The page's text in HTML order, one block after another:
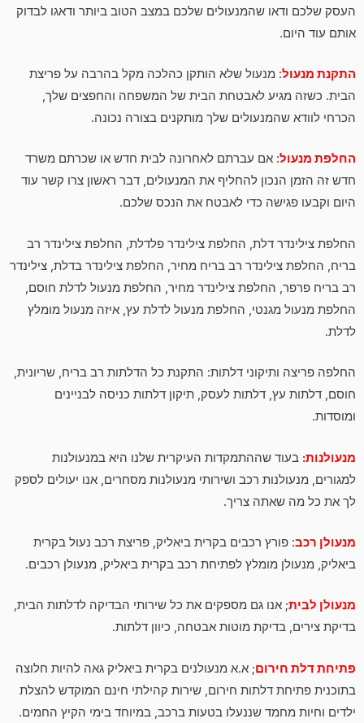
העסק שלכם ודאו שהמנעולים שלכם במצב הטוב ביותר ודאגו לבדוק
אותם עוד היום.
התקנת מנעול: מנעול שלא הותקן כהלכה מקל בהרבה על פריצת
הבית. כשזה מגיע לאבטחת הבית של המשפחה והחפצים שלך,
הכרחי לוודא שהמנעולים שלך מותקנים בצורה נכונה.
החלפת מנעול: אם עברתם לאחרונה לבית חדש או שכרתם משרד
חדש זה הזמן הנכון להחליף את המנעולים, דבר ראשון צרו קשר עוד
היום וקבעו פגישה כדי לאבטח את הנכס שלכם.
החלפת צילינדר דלת, החלפת צילינדר פלדלת, החלפת צילינדר רב
בריח, החלפת צילינדר רב בריח מחיר, החלפת צילינדר בדלת, צילינדר
רב בריח פרפר, החלפת צילינדר מחיר, החלפת מנעול לדלת חוסם,
החלפת מנעול מגנטי, החלפת מנעול לדלת עץ, איזה מנעול מומלץ
לדלת.
החלפה פריצה ותיקוני דלתות: התקנת כל הדלתות רב בריח, שריונית,
חוסם, דלתות עץ, דלתות לעסק, תיקון דלתות כניסה לבניינים
ומוסדות.
מנעולנות: בעוד שההתמקדות העיקרית שלנו היא במנעולנות
למגורים, מנעולנות רכב ושירותי מנעולנות מסחרים, אנו יעולים לספק
לך את כל מה שאתה צריך.
מנעולן רכב: פורץ רכבים בקרית ביאליק, פריצת רכב נעול בקרית
ביאליק, מנעולן מומלץ לפתיחת רכב בקרית ביאליק, מנעולן רכבים.
מנעולן לבית; אנו גם מספקים את כל שירותי הבדיקה לדלתות הבית,
בדיקת צירים, בדיקת מוטות אבטחה, כיוון דלתות.
פתיחת דלת חירום; א.א מנעולנים בקרית ביאליק גאה להיות חלוצה
בתוכנית פתיחת דלתות חירום, שירות קהילתי חינם המוקדש להצלת
ילדים וחיות מחמד שננעלו בטעות ברכב, במיוחד בימי הקיץ החמים.